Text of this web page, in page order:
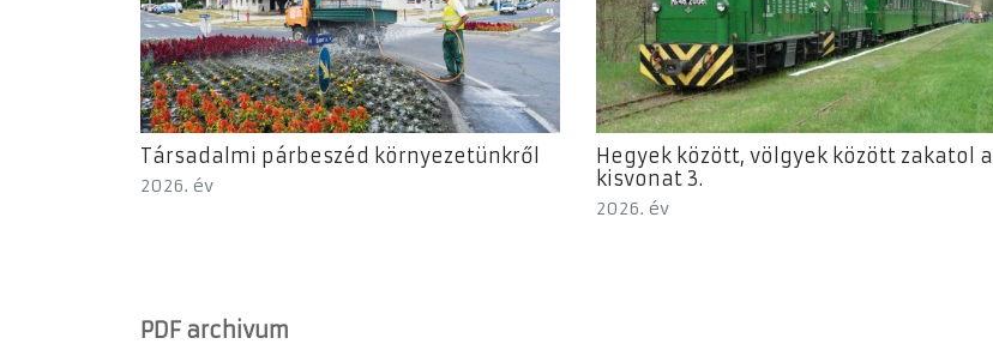
Társadalmi párbeszéd környezetünkről
2026. év
Hegyek között, völgyek között zakatol a
kisvonat 3.
2026. év
PDF archivum